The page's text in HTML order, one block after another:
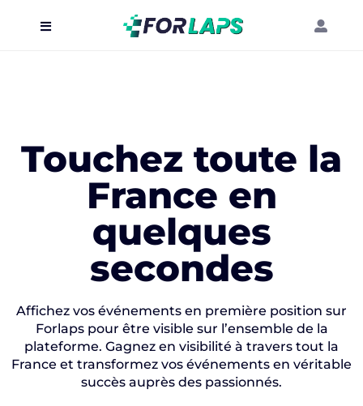
Organisateur
Touchez toute la
France en
quelques
secondes
Affichez vos événements en première position sur
Forlaps pour être visible sur l’ensemble de la
plateforme. Gagnez en visibilité à travers tout la
France et transformez vos événements en véritable
succès auprès des passionnés.